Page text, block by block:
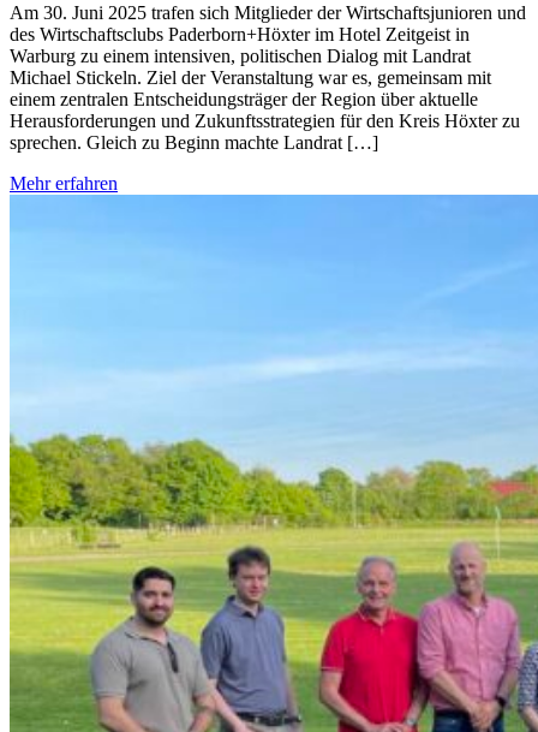
Am 30. Juni 2025 trafen sich Mitglieder der Wirtschaftsjunioren und
des Wirtschaftsclubs Paderborn+Höxter im Hotel Zeitgeist in
Warburg zu einem intensiven, politischen Dialog mit Landrat
Michael Stickeln. Ziel der Veranstaltung war es, gemeinsam mit
einem zentralen Entscheidungsträger der Region über aktuelle
Herausforderungen und Zukunftsstrategien für den Kreis Höxter zu
sprechen. Gleich zu Beginn machte Landrat […]
Mehr erfahren